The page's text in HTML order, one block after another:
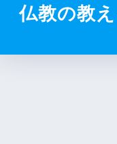
仏教の教